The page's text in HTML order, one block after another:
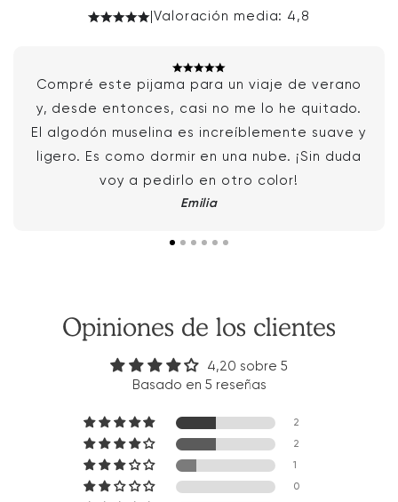
Valoración media: 4,8
Compré este pijama para un viaje de verano
y, desde entonces, casi no me lo he quitado.
El algodón muselina es increíblemente suave y
ligero. Es como dormir en una nube. ¡Sin duda
voy a pedirlo en otro color!
Emilia
Opiniones de los clientes
4,20 sobre 5
Basado en 5 reseñas
2
2
1
0